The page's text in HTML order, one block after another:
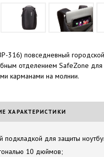
316) повседневный
отделением SafeZone для
карманами на молнии.
ХАРАКТЕРИСТИКИ
подкладкой для защиты
10 дюймов;